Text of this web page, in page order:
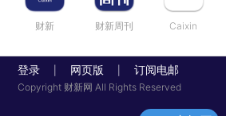
财新 财新周刊 Caixin
登录 网页版 订阅电邮
Copyright 财新网 All Rights Reserved